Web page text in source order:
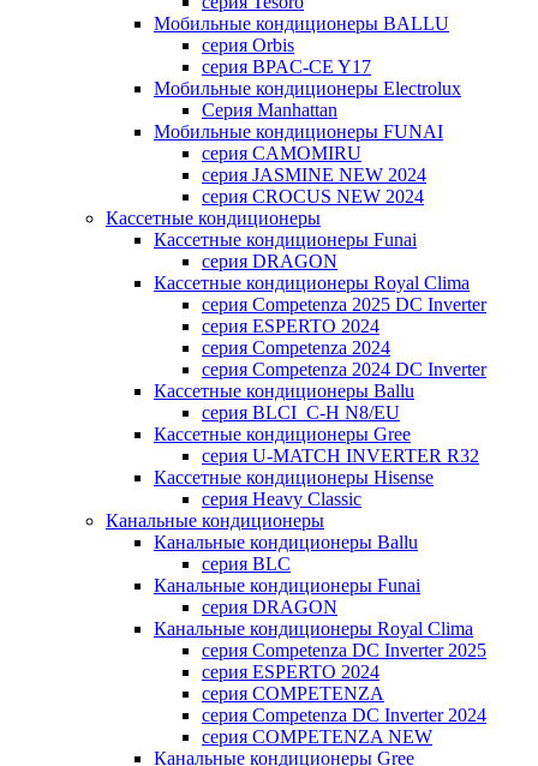
Мобильные кондиционеры BALLU
серия Orbis
серия BPAC-CE Y17
Мобильные кондиционеры Electrolux
Cерия Manhattan
Мобильные кондиционеры FUNAI
серия CAMOMIRU
серия JASMINE NEW 2024
серия CROCUS NEW 2024
Кассетные кондиционеры
Кассетные кондиционеры Funai
серия DRAGON
Кассетные кондиционеры Royal Clima
серия Competenza 2025 DC Inverter
серия ESPERTO 2024
серия Competenza 2024
серия Competenza 2024 DC Inverter
Кассетные кондиционеры Ballu
серия BLCI_C-H N8/EU
Кассетные кондиционеры Gree
серия U-MATCH INVERTER R32
Кассетные кондиционеры Hisense
серия Heavy Classic
Канальные кондиционеры
Канальные кондиционеры Ballu
серия BLC
Канальные кондиционеры Funai
серия DRAGON
Канальные кондиционеры Royal Clima
серия Competenza DC Inverter 2025
серия ESPERTO 2024
серия COMPETENZA
серия Competenza DC Inverter 2024
серия COMPETENZA NEW
Канальные кондиционеры Gree